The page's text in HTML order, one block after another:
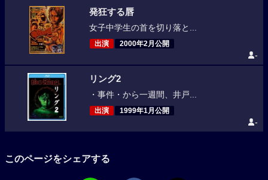
発狂する唇
女子中学生の首を切り落と...
出演 2000年2月公開
-
リング2
・事件・から一週間、井戸...
出演 1999年1月公開
-
このページをシェアする